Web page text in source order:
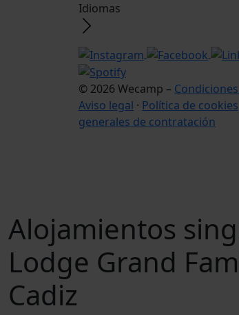
Idiomas
© 2026 Wecamp –
Aviso legal · Política de cookies
generales de contratación
Alojamientos
Lodge Grand
Cadiz